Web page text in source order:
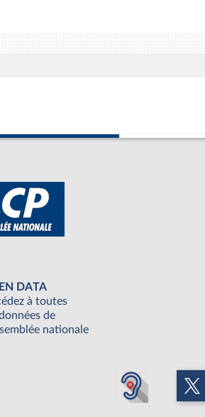
DATA
à toutes
de
nationale